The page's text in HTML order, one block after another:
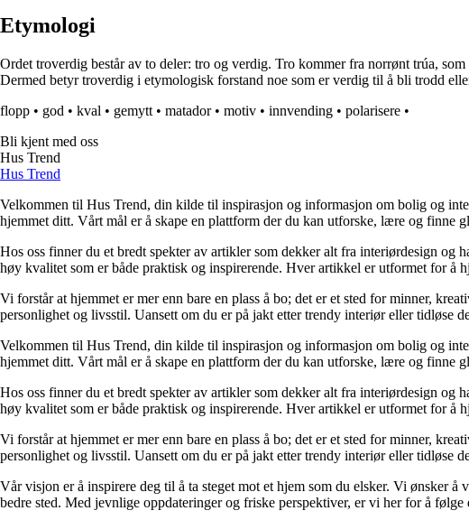
Etymologi
Ordet troverdig består av to deler: tro og verdig. Tro kommer fra norrønt trúa,
Dermed betyr troverdig i etymologisk forstand noe som er verdig til å bli trodd
flopp • god • kval • gemytt • matador• motiv • innvending • polarisere •
Bli kjent med oss
Hus Trend
Hus Trend
Velkommen til Hus Trend, din kilde til inspirasjon og informasjon om bolig og
hjemmet ditt. Vårt mål er å skape en plattform der du kan utforske, lære og finne
Hos oss finner du et bredt spekter av artikler som dekker alt fra interiørdesign og
høy kvalitet som er både praktisk og inspirerende. Hver artikkel er utformet for å
Vi forstår at hjemmet er mer enn bare en plass å bo; det er et sted for minner,
personlighet og livsstil. Uansett om du er på jakt etter trendy interiør eller tidløse
Velkommen til Hus Trend, din kilde til inspirasjon og informasjon om bolig og
hjemmet ditt. Vårt mål er å skape en plattform der du kan utforske, lære og finne
Hos oss finner du et bredt spekter av artikler som dekker alt fra interiørdesign og
høy kvalitet som er både praktisk og inspirerende. Hver artikkel er utformet for å
Vi forstår at hjemmet er mer enn bare en plass å bo; det er et sted for minner,
personlighet og livsstil. Uansett om du er på jakt etter trendy interiør eller tidløse
Vår visjon er å inspirere deg til å ta steget mot et hjem som du elsker. Vi ønsker
bedre sted. Med jevnlige oppdateringer og friske perspektiver, er vi her for å følge